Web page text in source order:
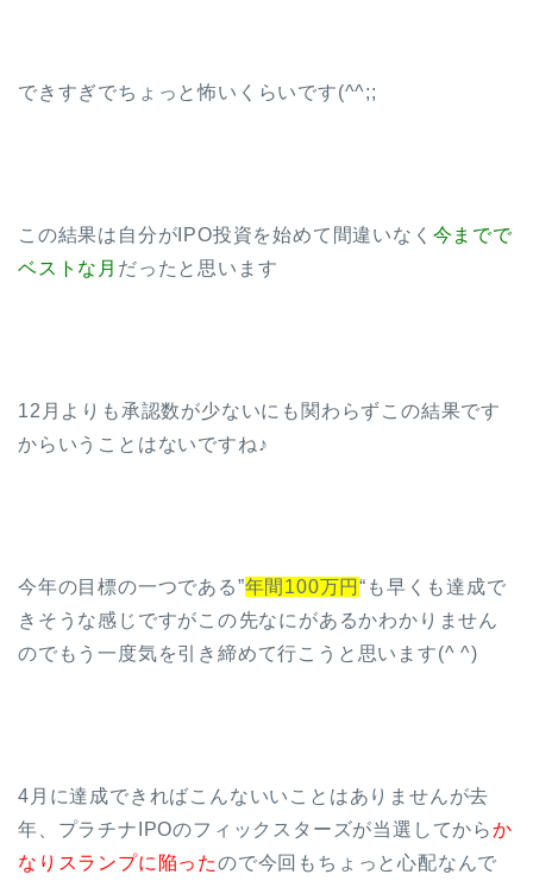
できすぎでちょっと怖いくらいです(^^;;
この結果は自分がIPO投資を始めて間違いなく 今までで
ベストな月 だったと思います
12月よりも承認数が少ないにも関わらずこの結果です
からいうことはないですね♪
今年の目標の一つである”年間100万円“も早くも達成で
きそうな感じですがこの先なにがあるかわかりません
のでもう一度気を引き締めて行こうと思います(^ ^)
4月に達成できればこんないいことはありませんが去
年、プラチナIPOのフィックスターズが当選してからか
なりスランプに陥ったので今回もちょっと心配なんで